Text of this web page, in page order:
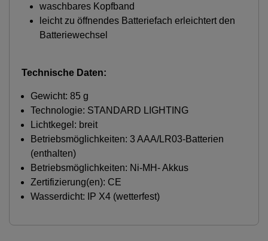
waschbares Kopfband
leicht zu öffnendes Batteriefach erleichtert den
Batteriewechsel
Technische Daten:
Gewicht: 85 g
Technologie: STANDARD LIGHTING
Lichtkegel: breit
Betriebsmöglichkeiten: 3 AAA/LR03-Batterien
(enthalten)
Betriebsmöglichkeiten: Ni-MH- Akkus
Zertifizierung(en): CE
Wasserdicht: IP X4 (wetterfest)